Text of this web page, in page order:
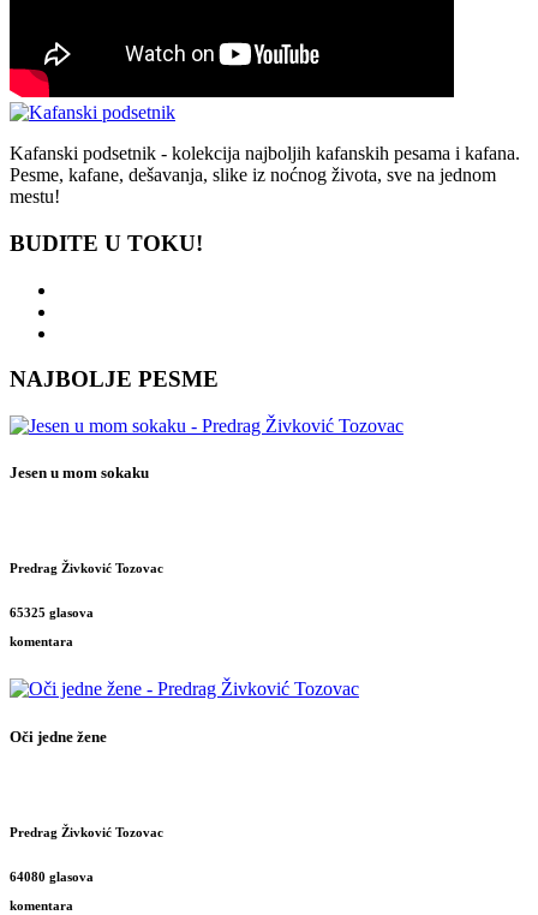
Kafanski podsetnik - kolekcija najboljih kafanskih pesama i kafana.
Pesme, kafane, dešavanja, slike iz noćnog života, sve na jednom
mestu!
BUDITE U TOKU!
NAJBOLJE PESME
Jesen u mom sokaku
Predrag Živković Tozovac
65325 glasova
komentara
Oči jedne žene
Predrag Živković Tozovac
64080 glasova
komentara